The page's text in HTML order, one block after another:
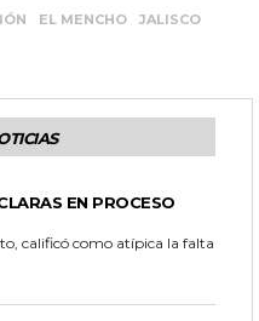
EL MENCHO
JALISCO
EN PROCESO
calificó como atípica la falta